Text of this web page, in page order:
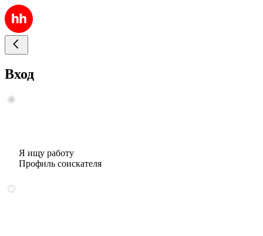
Вход
Я ищу работу
Профиль соискателя